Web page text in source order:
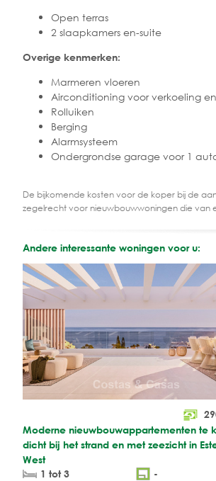
Open terras
2 slaapkamers en-suite
Overige kenmerken:
Marmeren vloeren
Airconditioning voor verkoeling
Rolluiken
Berging
Alarmsysteem
Ondergrondse garage voor 1
De bijkomende kosten voor de koper bij de
zegelrecht voor nieuwbouwwoningen die
Andere interessante woningen voor u:
Moderne nieuwbouwappartementen te
dicht bij het strand en met zeezicht in
West
1 tot 3
-